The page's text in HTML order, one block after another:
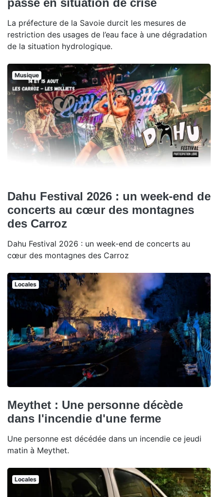
passe en situation de crise
La préfecture de la Savoie durcit les mesures de
restriction des usages de l’eau face à une dégradation
de la situation hydrologique.
Musique
Dahu Festival 2026 : un week-end de
concerts au cœur des montagnes
des Carroz
Dahu Festival 2026 : un week-end de concerts au
cœur des montagnes des Carroz
Locales
Meythet : Une personne décède
dans l'incendie d'une ferme
Une personne est décédée dans un incendie ce jeudi
matin à Meythet.
Locales